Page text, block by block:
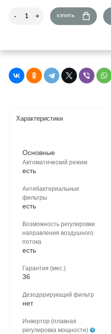
КУПИТЬ
Характеристики
Основные
Автоматический режим
есть
Антибактериальные
фильтры
есть
Возможность регулировки
направления воздушного
потока
есть
Гарантия (мес.)
36
Дезодорирующий фильтр
нет
Инвертор (плавная
регулировка мощности)